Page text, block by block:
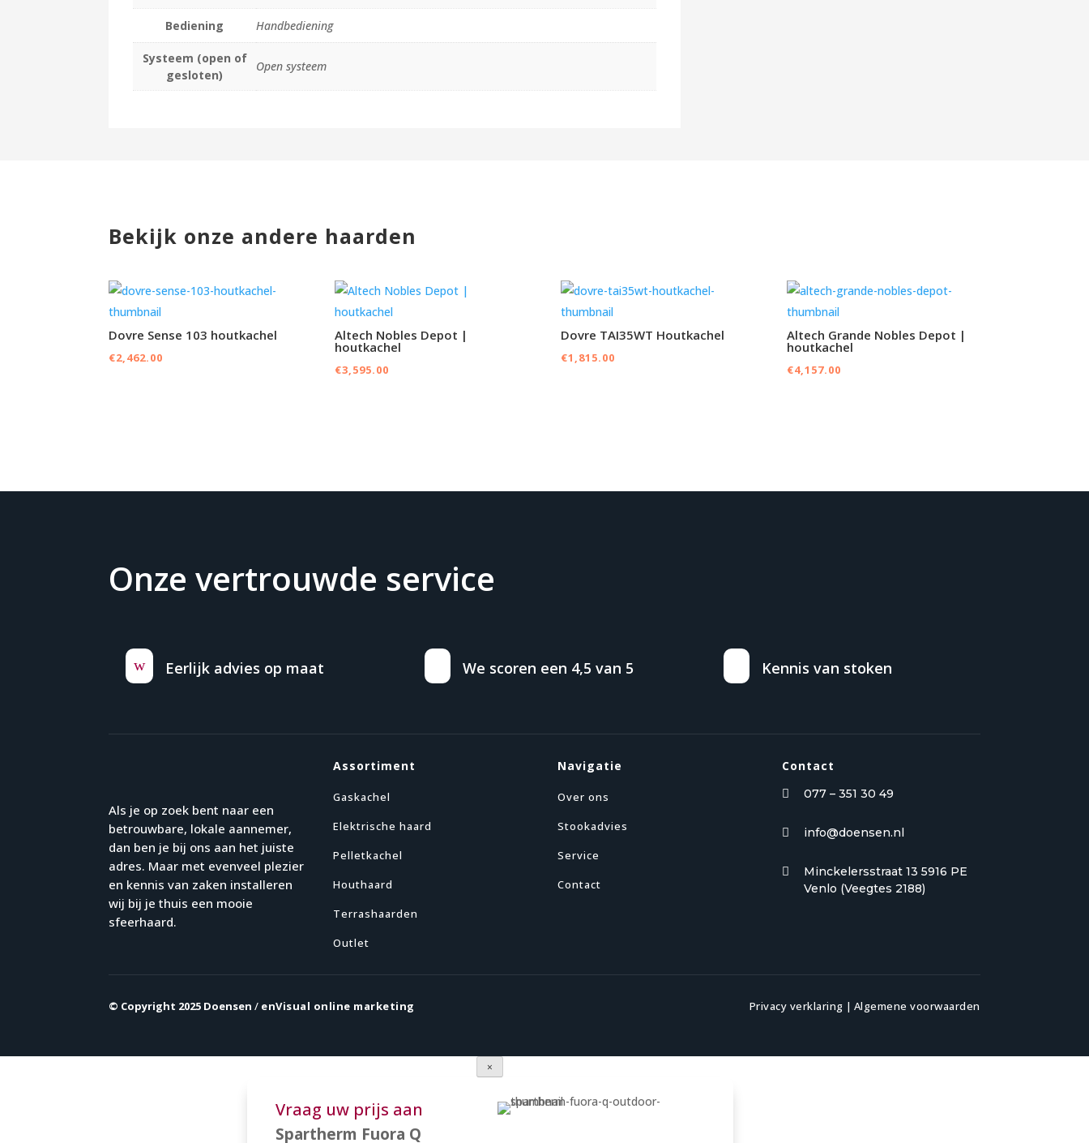
Bediening Handbediening
Systeem (open of
gesloten)
Open systeem
Bekijk onze andere haarden
Dovre Sense 103 houtkachel
€2,462.00
Altech Nobles Depot |
houtkachel
€3,595.00
Dovre TAI35WT Houtkachel
€1,815.00
Altech Grande Nobles Depot |
houtkachel
€4,157.00
Onze vertrouwde service
w Eerlijk advies op maat We scoren een 4,5 van 5 Kennis van stoken
Als je op zoek bent naar een
betrouwbare, lokale aannemer,
dan ben je bij ons aan het juiste
adres. Maar met evenveel plezier
en kennis van zaken installeren
wij bij je thuis een mooie
sfeerhaard.
Assortiment
Gaskachel
Elektrische haard
Pelletkachel
Houthaard
Terrashaarden
Outlet
Navigatie
Over ons
Stookadvies
Service
Contact
Contact
 077 – 351 30 49
 info@doensen.nl

Minckelersstraat 13 5916 PE
Venlo (Veegtes 2188)
© Copyright 2025 Doensen / enVisual online marketing Privacy verklaring | Algemene voorwaarden
×
Vraag uw prijs aan
Spartherm Fuora Q